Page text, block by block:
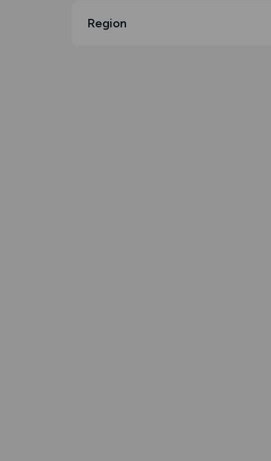
Region